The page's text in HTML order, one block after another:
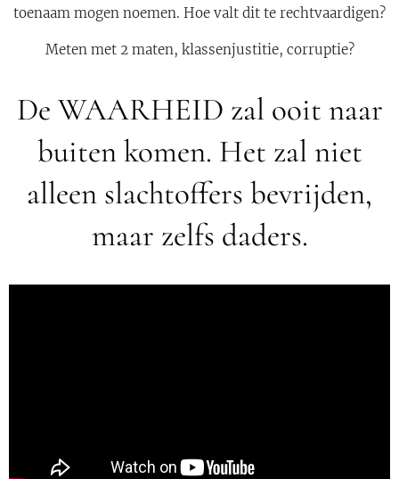
toenaam mogen noemen. Hoe valt dit te rechtvaardigen?
Meten met 2 maten, klassenjustitie, corruptie?
De WAARHEID zal ooit naar
buiten komen. Het zal niet
alleen slachtoffers bevrijden,
maar zelfs daders.